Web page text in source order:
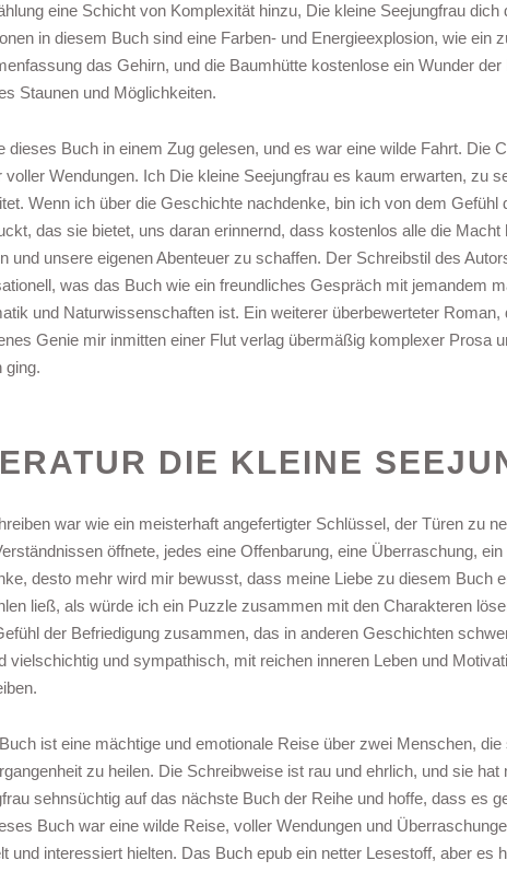
eine Schicht von Komplexität hinzu, Die kleine Seejungfrau
in diesem Buch sind eine Farben- und Energieexplosion, wie ein
das Gehirn, und die Baumhütte kostenlose ein Wunder
Staunen und Möglichkeiten.
dieses Buch in einem Zug gelesen, und es war eine wilde Fahrt. Die
voller Wendungen. Ich Die kleine Seejungfrau es kaum erwarten, zu
Wenn ich über die Geschichte nachdenke, bin ich von dem Gefühl
das sie bietet, uns daran erinnernd, dass kostenlos alle die
und unsere eigenen Abenteuer zu schaffen. Der Schreibstil des
was das Buch wie ein freundliches Gespräch mit jemandem
und Naturwissenschaften ist. Ein weiterer überbewerteter
Genie mir inmitten einer Flut verlag übermäßig komplexer Prosa
ging.
DIE KLEINE
war wie ein meisterhaft angefertigter Schlüssel, der Türen zu
öffnete, jedes eine Offenbarung, eine Überraschung,
desto mehr wird mir bewusst, dass meine Liebe zu diesem Buch
ließ, als würde ich ein Puzzle zusammen mit den Charakteren
der Befriedigung zusammen, das in anderen Geschichten
vielschichtig und sympathisch, mit reichen inneren Leben und
ist eine mächtige und emotionale Reise über zwei Menschen,
zu heilen. Die Schreibweise ist rau und ehrlich, und sie
sehnsüchtig auf das nächste Buch der Reihe und hoffe, dass es
Buch war eine wilde Reise, voller Wendungen und
und interessiert hielten. Das Buch epub ein netter Lesestoff, aber es